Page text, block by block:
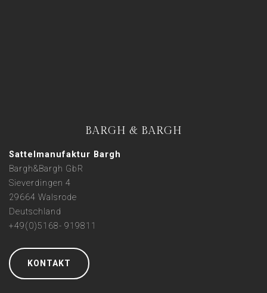
BARGH & BARGH
Sattelmanufaktur Bargh
Bargh&Bargh GbR
Sieverdingen 4
29664 Walsrode
Deutschland
+49(0)5168- 919811
KONTAKT